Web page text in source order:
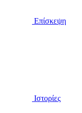
Επίσκεψη
Ιστορίες